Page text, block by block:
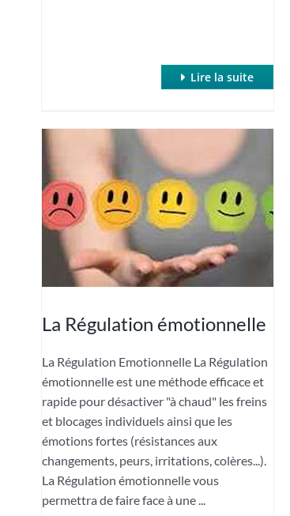
Lire la suite
La Régulation émotionnelle
La Régulation Emotionnelle La Régulation
émotionnelle est une méthode efficace et
rapide pour désactiver "à chaud" les freins
et blocages individuels ainsi que les
émotions fortes (résistances aux
changements, peurs, irritations, colères...).
La Régulation émotionnelle vous
permettra de faire face à une ...